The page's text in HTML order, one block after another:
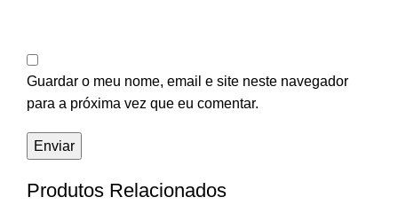
Guardar o meu nome, email e site neste navegador
para a próxima vez que eu comentar.
Produtos Relacionados